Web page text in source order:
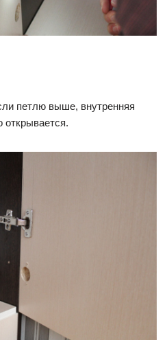
петлю выше, внутренняя
открывается.